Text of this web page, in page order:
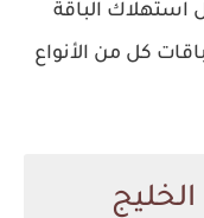
استهلاك الباقة
كل من الأنواع